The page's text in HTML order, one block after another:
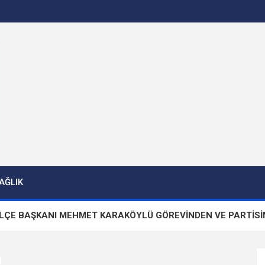
MEHMET KARAKÖYLÜ GÖREVİNDEN VE